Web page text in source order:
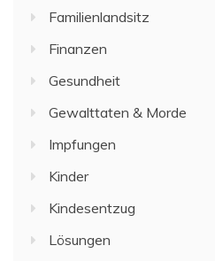
Familienlandsitz
Finanzen
Gesundheit
Gewalttaten & Morde
Impfungen
Kinder
Kindesentzug
Lösungen